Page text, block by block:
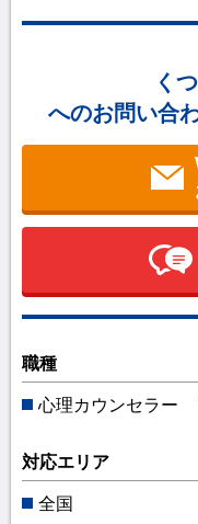
く
へのお問い合
職種
心理カウンセラー
対応エリア
全国